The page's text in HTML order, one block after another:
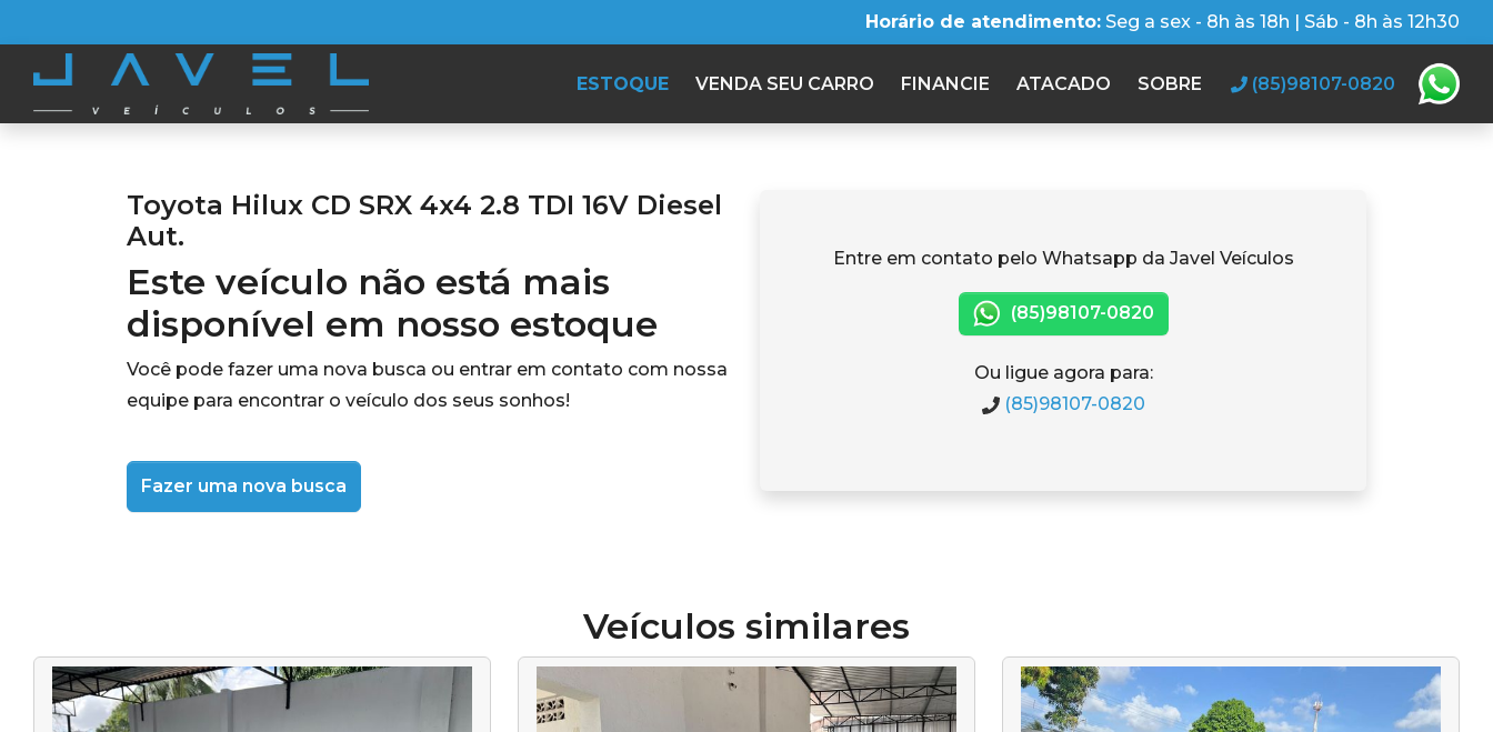
Horário de atendimento: Seg a sex - 8h às 18h | Sáb - 8h às 12h30
ESTOQUE VENDA SEU CARRO FINANCIE ATACADO SOBRE (85)98107-0820
Toyota Hilux CD SRX 4x4 2.8 TDI 16V Diesel
Aut.
Este veículo não está mais
disponível em nosso estoque
Você pode fazer uma nova busca ou entrar em contato com nossa
equipe para encontrar o veículo dos seus sonhos!
Fazer uma nova busca
Entre em contato pelo Whatsapp da Javel Veículos
(85)98107-0820
Ou ligue agora para:
(85)98107-0820
Veículos similares